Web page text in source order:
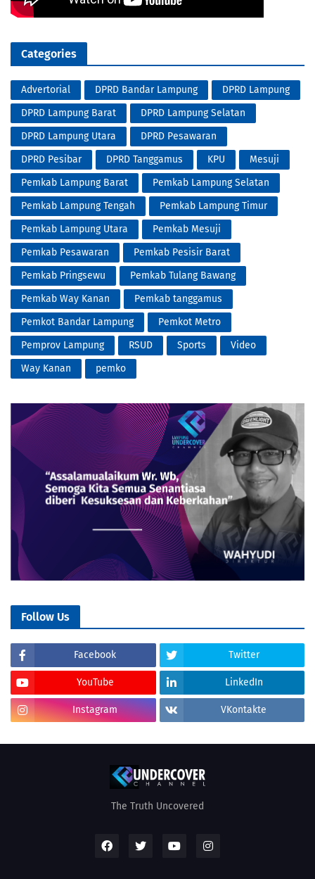
Categories
Advertorial DPRD Bandar Lampung
DPRD Lampung
DPRD Lampung Barat
DPRD Lampung Selatan
DPRD Lampung Utara
DPRD Pesawaran
DPRD Pesibar
DPRD Tanggamus KPU
Mesuji
Pemkab Lampung Barat
Pemkab Lampung Selatan
Pemkab Lampung Tengah
Pemkab Lampung Timur
Pemkab Lampung Utara
Pemkab Mesuji
Pemkab Pesawaran
Pemkab Pesisir Barat
Pemkab Pringsewu
Pemkab Tulang Bawang
Pemkab Way Kanan
Pemkab tanggamus
Pemkot Bandar Lampung
Pemkot Metro
Pemprov Lampung
RSUD Sports
Video
Way Kanan
pemko
Follow Us
Facebook Twitter
YouTube LinkedIn
Instagram VKontakte
The Truth Uncovered